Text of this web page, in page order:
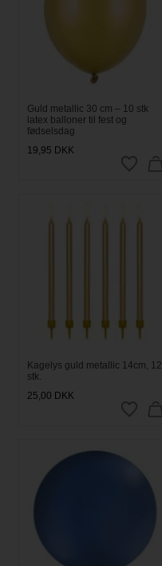
Guld metallic 30 cm – 10 stk
latex balloner til fest og
fødselsdag
19,95 DKK
Kagelys guld metallic 14cm, 12
stk.
25,00 DKK